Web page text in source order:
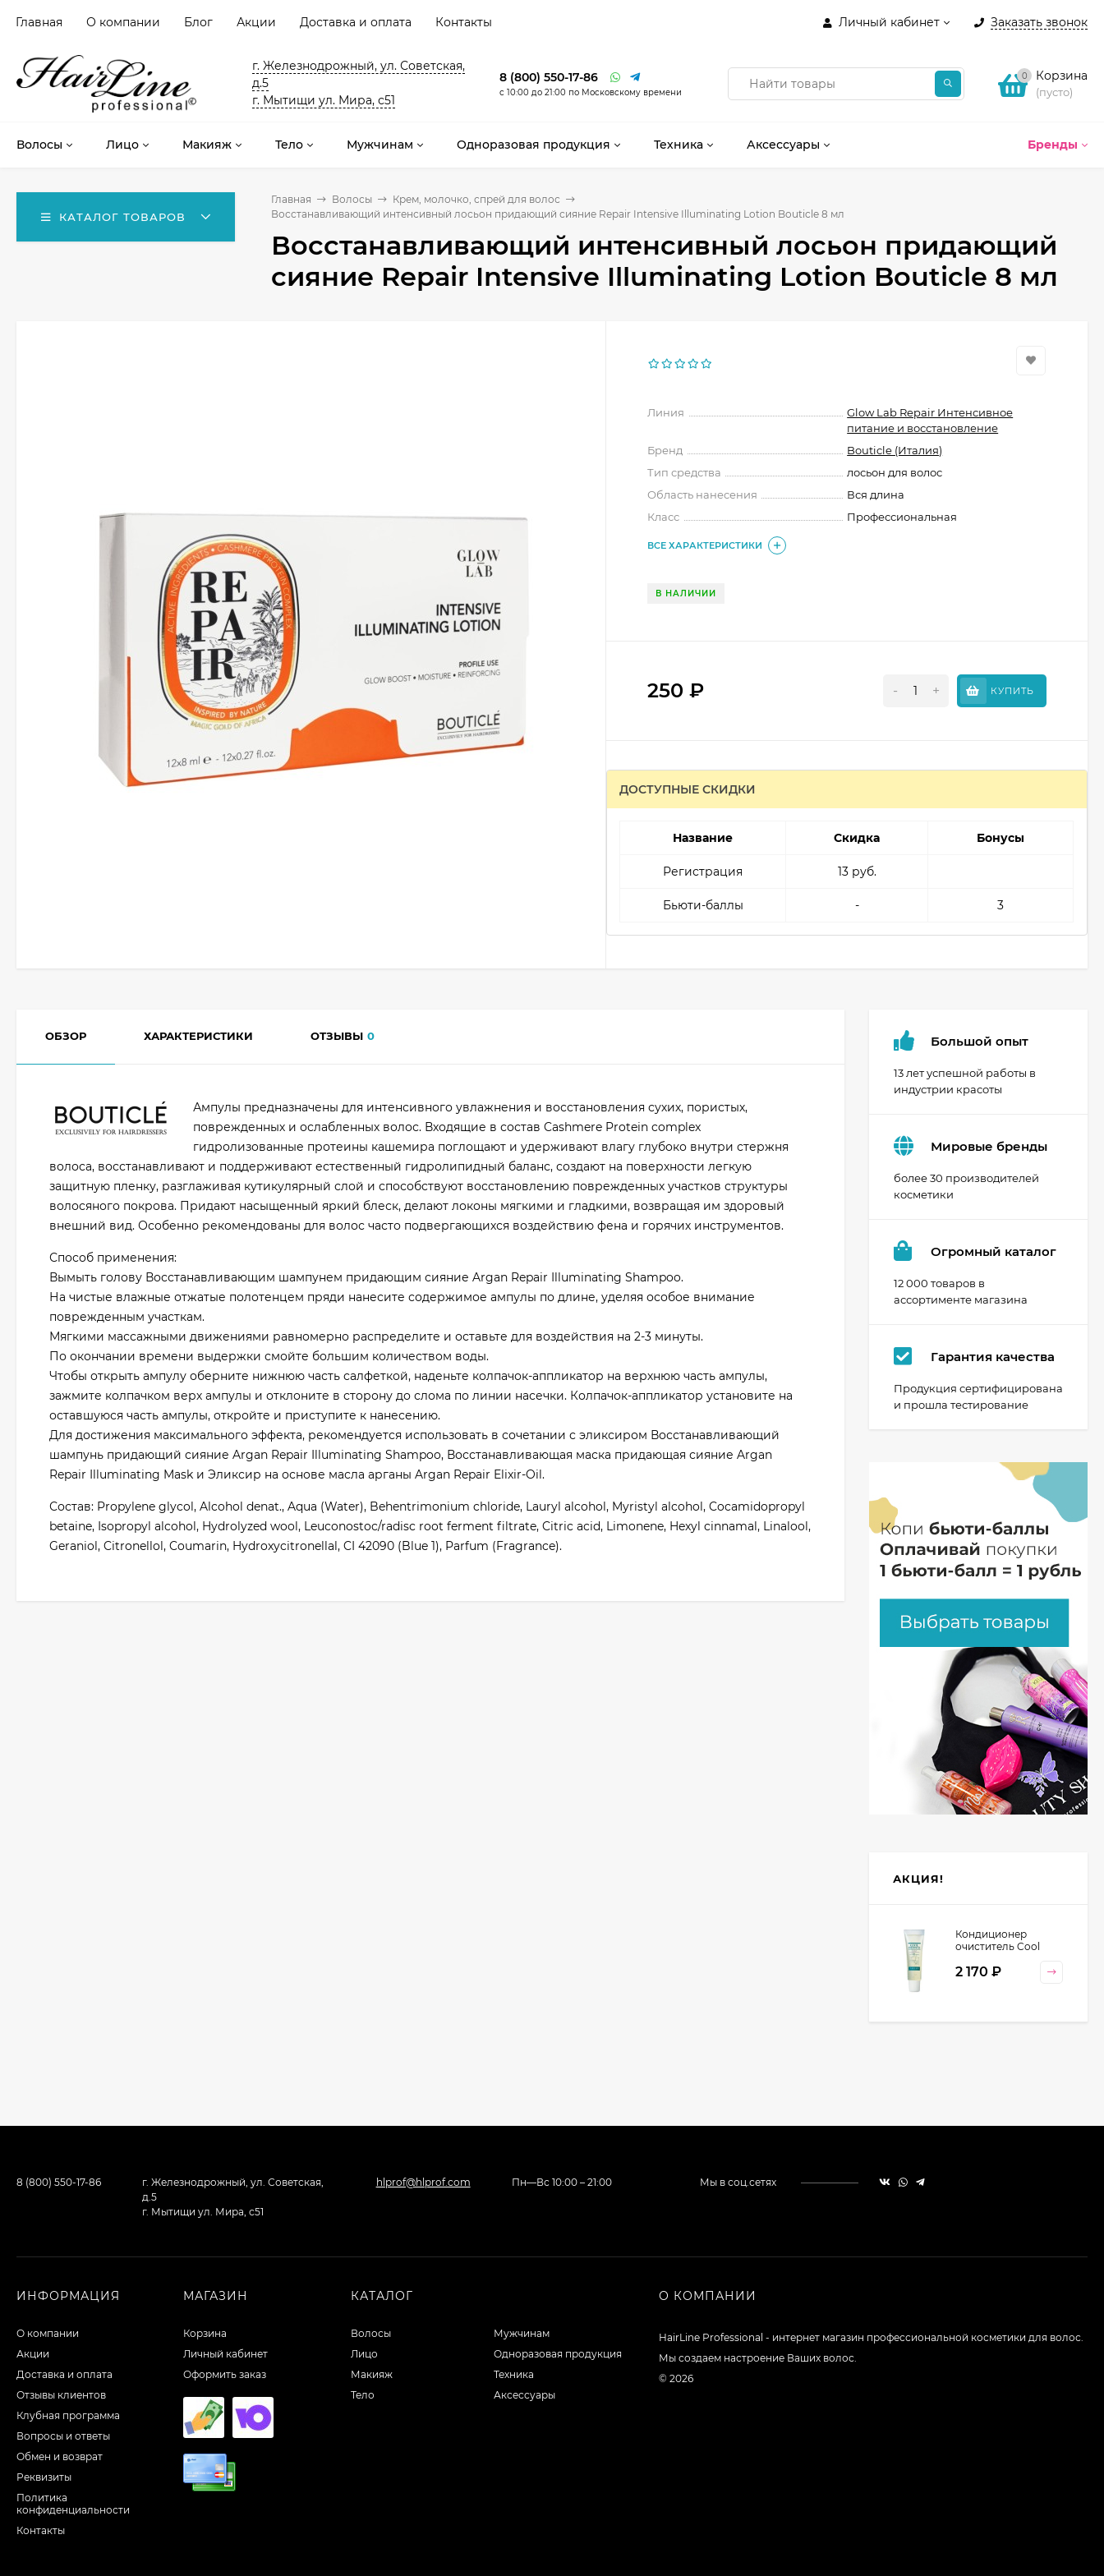
Личный кабинет Заказать звонок
Главная О компании Блог Акции Доставка и оплата Контакты
г. Железнодрожный, ул. Советская,
д.5
г. Мытищи ул. Мира, с51
8 (800) 550-17-86
с 10:00 до 21:00 по Московскому времени
0 Корзина
(пусто)
Бренды
Волосы Лицо Макияж Тело Мужчинам Одноразовая продукция Техника Аксессуары
КАТАЛОГ ТОВАРОВ
Главная Волосы
Крем, молочко, спрей для волос
Восстанавливающий интенсивный лосьон придающий сияние Repair Intensive Illuminating Lotion Bouticle 8 мл
Восстанавливающий интенсивный лосьон придающий
сияние Repair Intensive Illuminating Lotion Bouticle 8 мл
Линия
Glow Lab Repair Интенсивное
питание и восстановление
Бренд
Bouticle (Италия)
Тип средства
лосьон для волос
Область нанесения
Вся длина
Класс
Профессиональная
ВСЕ ХАРАКТЕРИСТИКИ
В НАЛИЧИИ
250₽ - + КУПИТЬ
ДОСТУПНЫЕ СКИДКИ
Название Скидка Бонусы
Регистрация 13 руб.
Бьюти-баллы - 3
ОБЗОР ХАРАКТЕРИСТИКИ ОТЗЫВЫ 0
Ампулы предназначены для интенсивного увлажнения и восстановления сухих, пористых,
поврежденных и ослабленных волос. Входящие в состав Cashmere Protein complex
гидролизованные протеины кашемира поглощают и удерживают влагу глубоко внутри стержня
волоса, восстанавливают и поддерживают естественный гидролипидный баланс, создают на поверхности легкую
защитную пленку, разглаживая кутикулярный слой и способствуют восстановлению поврежденных участков структуры
волосяного покрова. Придают насыщенный яркий блеск, делают локоны мягкими и гладкими, возвращая им здоровый
внешний вид. Особенно рекомендованы для волос часто подвергающихся воздействию фена и горячих инструментов.
Способ применения:
Вымыть голову Восстанавливающим шампунем придающим сияние Argan Repair Illuminating Shampoo.
На чистые влажные отжатые полотенцем пряди нанесите содержимое ампулы по длине, уделяя особое внимание
поврежденным участкам.
Мягкими массажными движениями равномерно распределите и оставьте для воздействия на 2-3 минуты.
По окончании времени выдержки смойте большим количеством воды.
Чтобы открыть ампулу оберните нижнюю часть салфеткой, наденьте колпачок-аппликатор на верхнюю часть ампулы,
зажмите колпачком верх ампулы и отклоните в сторону до слома по линии насечки. Колпачок-аппликатор установите на
оставшуюся часть ампулы, откройте и приступите к нанесению.
Для достижения максимального эффекта, рекомендуется использовать в сочетании с эликсиром Восстанавливающий
шампунь придающий сияние Argan Repair Illuminating Shampoo, Восстанавливающая маска придающая сияние Argan
Repair Illuminating Mask и Эликсир на основе масла арганы Argan Repair Elixir-Oil.
Состав: Propylene glycol, Alcohol denat., Aqua (Water), Behentrimonium chloride, Lauryl alcohol, Myristyl alcohol, Cocamidopropyl
betaine, Isopropyl alcohol, Hydrolyzed wool, Leuconostoc/radisc root ferment filtrate, Citric acid, Limonene, Hexyl cinnamal, Linalool,
Geraniol, Citronellol, Coumarin, Hydroxycitronellal, CI 42090 (Blue 1), Parfum (Fragrance).
Большой опыт
13 лет успешной работы в
индустрии красоты
Мировые бренды
более 30 производителей
косметики
Огромный каталог
12 000 товаров в
ассортименте магазина
Гарантия качества
Продукция сертифицирована
и прошла тестирование
АКЦИЯ!
Кондиционер
очиститель Cool
Cosmetics, 130 гр
2 170 ₽
8 (800) 550-17-86
г. Железнодрожный, ул. Советская,
д.5
г. Мытищи ул. Мира, с51
hlprof@hlprof.com Пн—Вс 10:00 – 21:00 Мы в соц.сетях
ИНФОРМАЦИЯ
О компании
Акции
Доставка и оплата
Отзывы клиентов
Клубная программа
Вопросы и ответы
Обмен и возврат
Реквизиты
Политика
конфиденциальности
Контакты
МАГАЗИН
Корзина
Личный кабинет
Оформить заказ
КАТАЛОГ
Волосы
Лицо
Макияж
Тело
Мужчинам
Одноразовая продукция
Техника
Аксессуары
О КОМПАНИИ
HairLine Professional - интернет магазин профессиональной косметики для волос.
Мы создаем настроение Ваших волос.
© 2026